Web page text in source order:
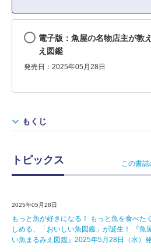
電子版：魚屋の名物店主が
え図鑑
発売日：2025年05月28日
もくじ
トピックス この書
2025年05月28日
もっと魚が好きになる！ もっと魚を食べた
しめる、「おいしい魚図鑑」が誕生！ 『
い魚まるみえ図鑑』2025年5月28日（水）発